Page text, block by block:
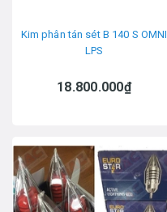
Kim phân tán sét B 140 S OMNI
LPS
18.800.000₫